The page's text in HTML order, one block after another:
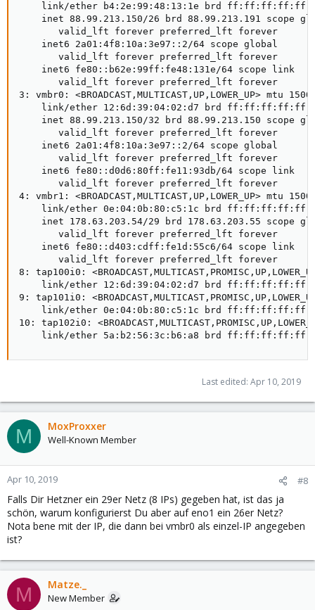
link/ether b4:2e:99:48:13:1e brd
inet 88.99.213.150/26 brd 88.99.213.191 scope
       valid_lft forever preferred_lft forever
    inet6 2a01:4f8:10a:3e97::2/64 scope global
       valid_lft forever preferred_lft forever
    inet6 fe80::b62e:99ff:fe48:131e/64 scope link
       valid_lft forever preferred_lft forever
3: vmbr0: <BROADCAST,MULTICAST,UP,LOWER_UP>
link/ether 12:6d:39:04:02:d7 brd
inet 88.99.213.150/32 brd 88.99.213.150 scope
       valid_lft forever preferred_lft forever
    inet6 2a01:4f8:10a:3e97::2/64 scope global
       valid_lft forever preferred_lft forever
    inet6 fe80::d0d6:80ff:fe11:93db/64 scope link
       valid_lft forever preferred_lft forever
4: vmbr1: <BROADCAST,MULTICAST,UP,LOWER_UP>
link/ether 0e:04:0b:80:c5:1c brd
inet 178.63.203.54/29 brd 178.63.203.55 scope
       valid_lft forever preferred_lft forever
    inet6 fe80::d403:cdff:fe1d:55c6/64 scope link
       valid_lft forever preferred_lft forever
8: tap100i0:
link/ether 12:6d:39:04:02:d7 brd
9: tap101i0:
link/ether 0e:04:0b:80:c5:1c brd
10: tap102i0:
link/ether 5a:b2:56:3c:b6:a8 brd
Last edited: Apr 10, 2019
M MoxProxxer
Well-Known Member
Apr 10, 2019 #8
Falls Dir Hetzner ein 29er Netz (8 IPs) gegeben hat, ist das ja
schön, warum konfigurierst Du aber auf eno1 ein 26er Netz?
Nota bene mit der IP, die dann bei vmbr0 als einzel-IP angegeben
ist?
M Matze._
New Member